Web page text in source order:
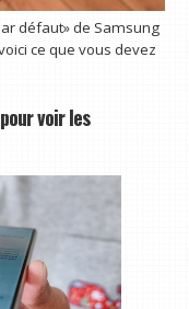
défaut» de Samsung
ce que vous devez
voir les